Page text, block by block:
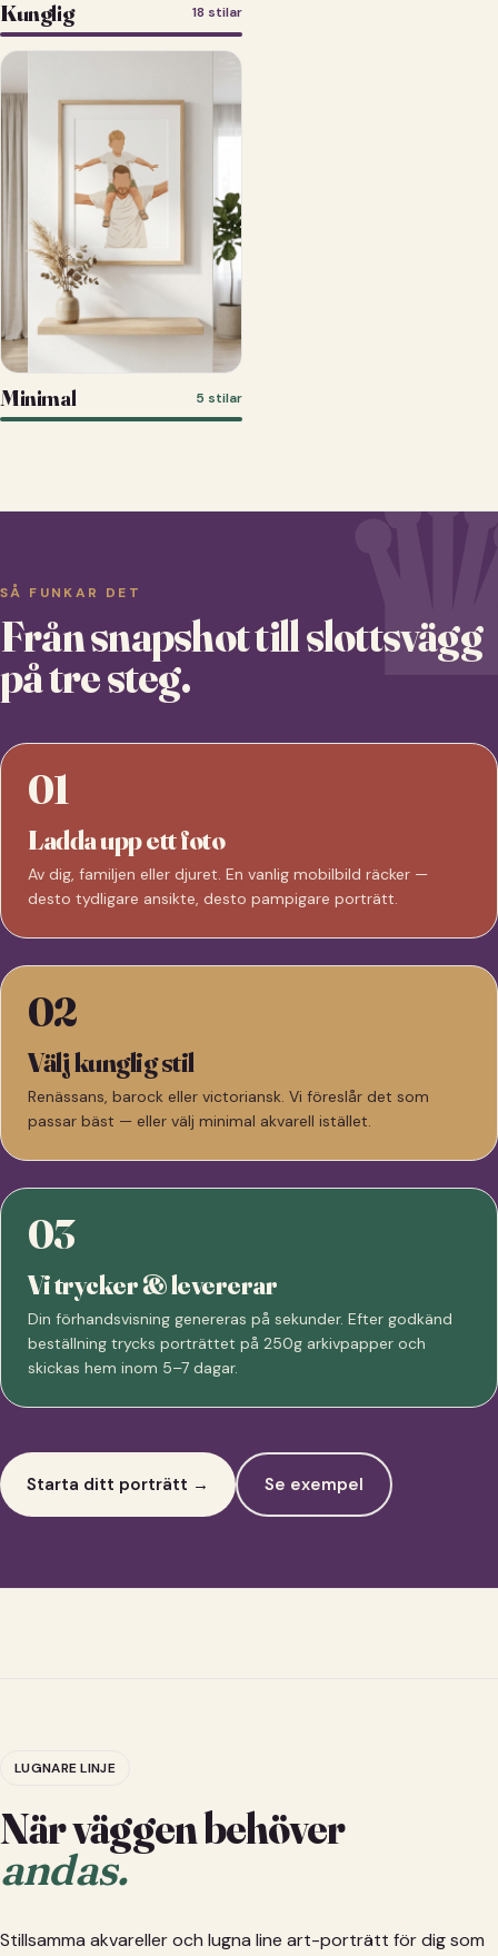
Kunglig 18 stilar
Minimal 5 stilar
SÅ FUNKAR DET
Från snapshot till slottsvägg
på tre steg.
01
Ladda upp ett foto
Av dig, familjen eller djuret. En vanlig mobilbild räcker —
desto tydligare ansikte, desto pampigare porträtt.
02
Välj kunglig stil
Renässans, barock eller victoriansk. Vi föreslår det som
passar bäst — eller välj minimal akvarell istället.
03
Vi trycker & levererar
Din förhandsvisning genereras på sekunder. Efter godkänd
beställning trycks porträttet på 250g arkivpapper och
skickas hem inom 5–7 dagar.
Starta ditt porträtt → Se exempel
LUGNARE LINJE
När väggen behöver
andas.
Stillsamma akvareller och lugna line art-porträtt för dig som